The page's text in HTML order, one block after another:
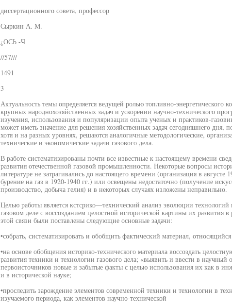
диссертационного совета, профессор
Сыркин А. М.
¿ОСЬ -Ч
//57///
1491
3
Актуальность темы определяется ведущей ролью топливно-энергетического
крупных народнохозяйственных задач и ускорении научно-технического
изучения, использования и популяризации опыта ученых и практиков-
может иметь значение для решения хозяйственных задач сегодняшнего дня,
хотя и на разных уровнях, решаются аналогичные методологические,
технические и экономические задачи газового дела.
В работе систематизированы почти все известные к настоящему времени
развития отечественной газовой промышленности. Некоторые вопросы
литературе не затрагивались до настоящего времени (организация в августе
бурение на газ в 1920-1940 гг.) или освещены недостаточно (получение
производство, добыча гелия) и в некоторых случаях изложены неправильно.
Целью работы является кстсрико—технический анализ эволюции технологий
газовом деле с воссозданием целостной исторической картины их развития
этой связи были поставлены следующие основные задачи:
•собрать, систематизировать и обобщить фактический материал,
•на основе обобщения историко-технического материала воссоздать
развития техники и технологии газового дела; «выявить и ввести в научный
первоисточников новые и забытые факты с целью использования их как в
и в исторической науке;
•проследить зарождение элементов современной техники и технологии в
изучаемого периода, как элементов научно-технической